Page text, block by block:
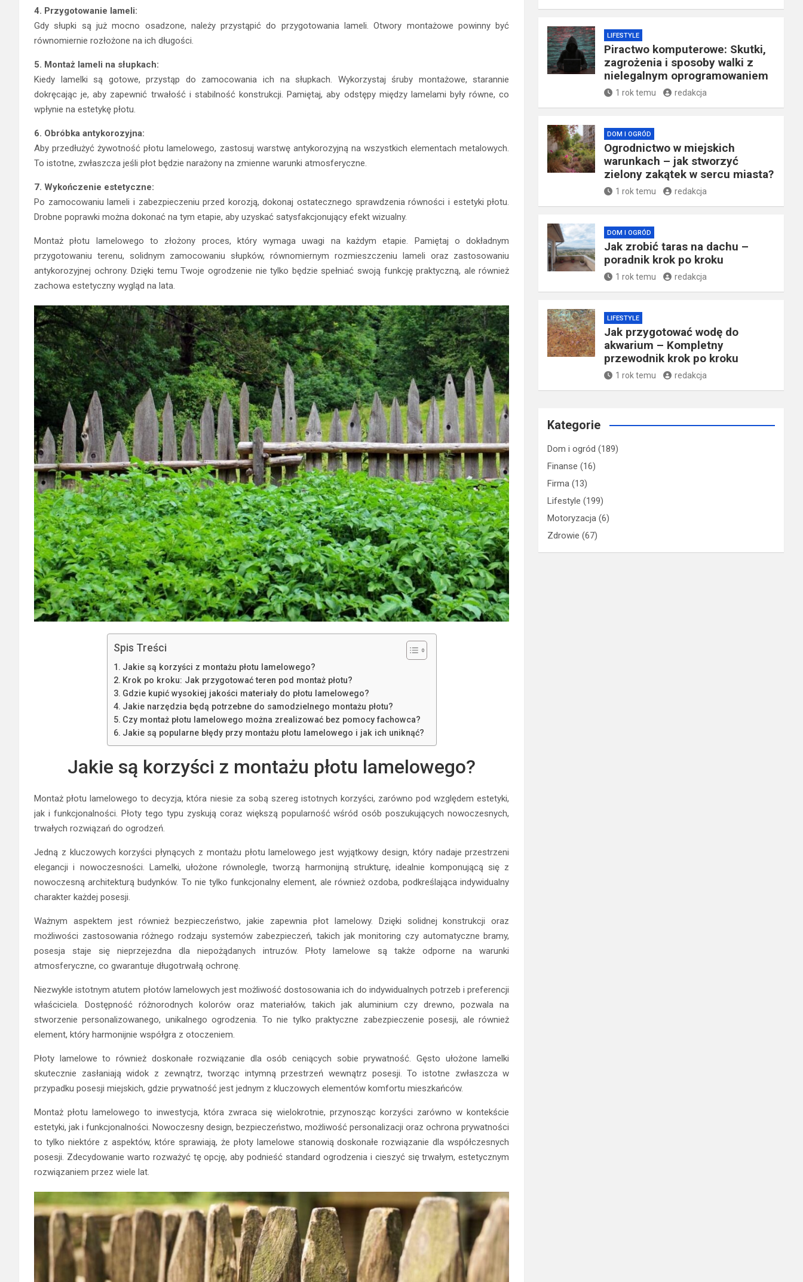
4. Przygotowanie lameli:
Gdy słupki są już mocno osadzone, należy przystąpić do przygotowania lameli. Otwory montażowe powinny być
równomiernie rozłożone na ich długości.
5. Montaż lameli na słupkach:
Kiedy lamelki są gotowe, przystąp do zamocowania ich na słupkach. Wykorzystaj śruby montażowe, starannie
dokręcając je, aby zapewnić trwałość i stabilność konstrukcji. Pamiętaj, aby odstępy między lamelami były równe, co
wpłynie na estetykę płotu.
6. Obróbka antykorozyjna:
Aby przedłużyć żywotność płotu lamelowego, zastosuj warstwę antykorozyjną na wszystkich elementach metalowych.
To istotne, zwłaszcza jeśli płot będzie narażony na zmienne warunki atmosferyczne.
7. Wykończenie estetyczne:
Po zamocowaniu lameli i zabezpieczeniu przed korozją, dokonaj ostatecznego sprawdzenia równości i estetyki płotu.
Drobne poprawki można dokonać na tym etapie, aby uzyskać satysfakcjonujący efekt wizualny.
Montaż płotu lamelowego to złożony proces, który wymaga uwagi na każdym etapie. Pamiętaj o dokładnym
przygotowaniu terenu, solidnym zamocowaniu słupków, równomiernym rozmieszczeniu lameli oraz zastosowaniu
antykorozyjnej ochrony. Dzięki temu Twoje ogrodzenie nie tylko będzie spełniać swoją funkcję praktyczną, ale również
zachowa estetyczny wygląd na lata.
Spis Treści
Jakie są korzyści z montażu płotu lamelowego?
Krok po kroku: Jak przygotować teren pod montaż płotu?
Gdzie kupić wysokiej jakości materiały do płotu lamelowego?
Jakie narzędzia będą potrzebne do samodzielnego montażu płotu?
Czy montaż płotu lamelowego można zrealizować bez pomocy fachowca?
Jakie są popularne błędy przy montażu płotu lamelowego i jak ich uniknąć?
Jakie są korzyści z montażu płotu lamelowego?
Montaż płotu lamelowego to decyzja, która niesie za sobą szereg istotnych korzyści, zarówno pod względem estetyki,
jak i funkcjonalności. Płoty tego typu zyskują coraz większą popularność wśród osób poszukujących nowoczesnych,
trwałych rozwiązań do ogrodzeń.
Jedną z kluczowych korzyści płynących z montażu płotu lamelowego jest wyjątkowy design, który nadaje przestrzeni
elegancji i nowoczesności. Lamelki, ułożone równolegle, tworzą harmonijną strukturę, idealnie komponującą się z
nowoczesną architekturą budynków. To nie tylko funkcjonalny element, ale również ozdoba, podkreślająca indywidualny
charakter każdej posesji.
Ważnym aspektem jest również bezpieczeństwo, jakie zapewnia płot lamelowy. Dzięki solidnej konstrukcji oraz
możliwości zastosowania różnego rodzaju systemów zabezpieczeń, takich jak monitoring czy automatyczne bramy,
posesja staje się nieprzejezdna dla niepożądanych intruzów. Płoty lamelowe są także odporne na warunki
atmosferyczne, co gwarantuje długotrwałą ochronę.
Niezwykle istotnym atutem płotów lamelowych jest możliwość dostosowania ich do indywidualnych potrzeb i preferencji
właściciela. Dostępność różnorodnych kolorów oraz materiałów, takich jak aluminium czy drewno, pozwala na
stworzenie personalizowanego, unikalnego ogrodzenia. To nie tylko praktyczne zabezpieczenie posesji, ale również
element, który harmonijnie współgra z otoczeniem.
Płoty lamelowe to również doskonałe rozwiązanie dla osób ceniących sobie prywatność. Gęsto ułożone lamelki
skutecznie zasłaniają widok z zewnątrz, tworząc intymną przestrzeń wewnątrz posesji. To istotne zwłaszcza w
przypadku posesji miejskich, gdzie prywatność jest jednym z kluczowych elementów komfortu mieszkańców.
Montaż płotu lamelowego to inwestycja, która zwraca się wielokrotnie, przynosząc korzyści zarówno w kontekście
estetyki, jak i funkcjonalności. Nowoczesny design, bezpieczeństwo, możliwość personalizacji oraz ochrona prywatności
to tylko niektóre z aspektów, które sprawiają, że płoty lamelowe stanowią doskonałe rozwiązanie dla współczesnych
posesji. Zdecydowanie warto rozważyć tę opcję, aby podnieść standard ogrodzenia i cieszyć się trwałym, estetycznym
rozwiązaniem przez wiele lat.
LIFESTYLE
Piractwo komputerowe: Skutki,
zagrożenia i sposoby walki z
nielegalnym oprogramowaniem
1 rok temu redakcja
DOM I OGRÓD
Ogrodnictwo w miejskich
warunkach – jak stworzyć
zielony zakątek w sercu miasta?
1 rok temu redakcja
DOM I OGRÓD
Jak zrobić taras na dachu –
poradnik krok po kroku
1 rok temu redakcja
LIFESTYLE
Jak przygotować wodę do
akwarium – Kompletny
przewodnik krok po kroku
1 rok temu redakcja
Kategorie
Dom i ogród (189)
Finanse (16)
Firma (13)
Lifestyle (199)
Motoryzacja (6)
Zdrowie (67)